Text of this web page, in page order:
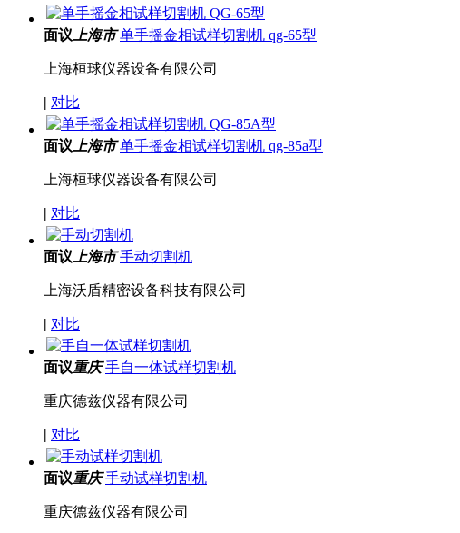
面议 上海市 单手摇金相试样切割机 qg-65型
上海桓球仪器设备有限公司
| 对比
面议 上海市 单手摇金相试样切割机 qg-85a型
上海桓球仪器设备有限公司
| 对比
面议 上海市 手动切割机
上海沃盾精密设备科技有限公司
| 对比
面议重庆 手自一体试样切割机
重庆德兹仪器有限公司
| 对比
面议重庆 手动试样切割机
重庆德兹仪器有限公司